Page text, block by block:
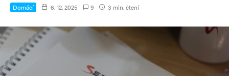
Domácí 6. 12. 2025 9 3 min. čtení